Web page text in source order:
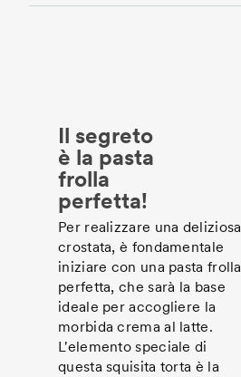
Il segreto
è la pasta
frolla
perfetta!
Per realizzare una deliziosa
crostata, è fondamentale
iniziare con una pasta frolla
perfetta, che sarà la base
ideale per accogliere la
morbida crema al latte.
L'elemento speciale di
questa squisita torta è la